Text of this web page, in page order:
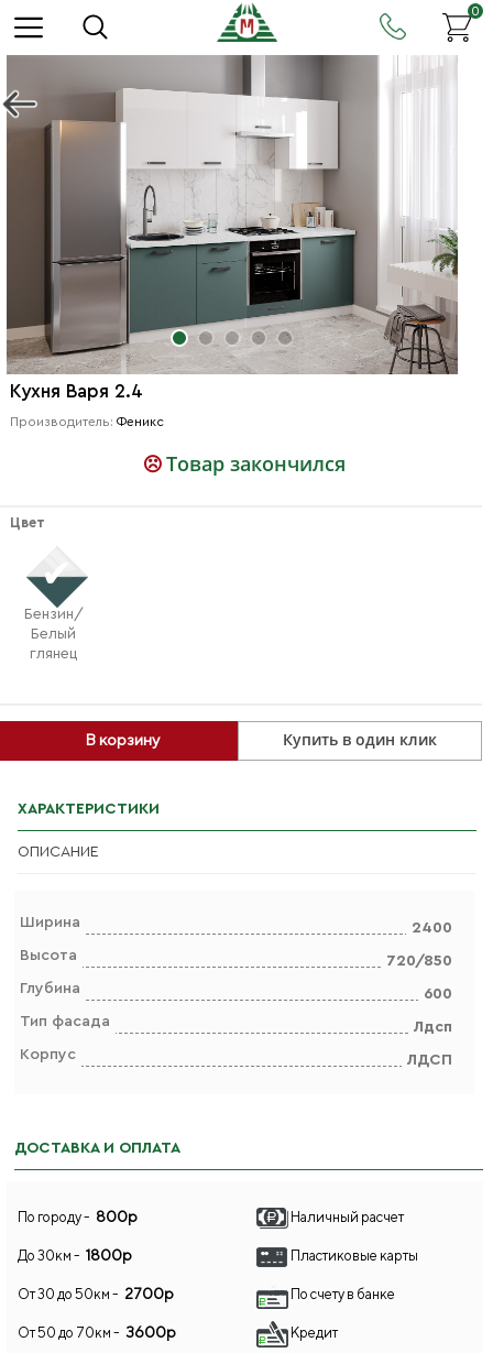
0
Кухня Варя 2.4
Производитель: Феникс
Товар закончился
В корзину Купить в один клик
Цвет
Бензин/
Белый
глянец
ХАРАКТЕРИСТИКИ
ОПИСАНИЕ
Ширина
2400
Высота
720/850
Глубина
600
Тип фасада
Лдсп
Корпус
ЛДСП
ДОСТАВКА И ОПЛАТА
По городу - 800р
До 30км - 1800р
От 30 до 50км - 2700р
От 50 до 70км - 3600р
Наличный расчет
Пластиковые карты
По счету в банке
Кредит